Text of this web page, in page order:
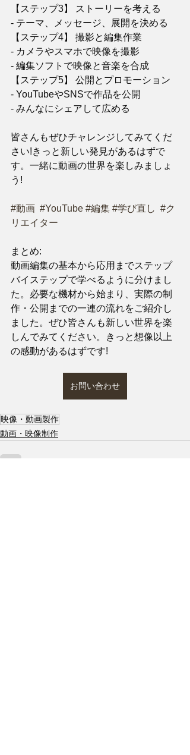
【ステップ3】 ストーリーを考える
- テーマ、メッセージ、展開を決める
【ステップ4】 撮影と編集作業
- カメラやスマホで映像を撮影
- 編集ソフトで映像と音楽を合成
【ステップ5】 公開とプロモーション
- YouTubeやSNSで作品を公開
- みんなにシェアして広める
皆さんもぜひチャレンジしてみてくだ
さい!きっと新しい発見があるはずで
す。一緒に動画の世界を楽しみましょ
う!
#動画 #YouTube #編集 #学び直し #ク
リエイター
まとめ:
動画編集の基本から応用までステップ
バイステップで学べるように分けまし
た。必要な機材から始まり、実際の制
作・公開までの一連の流れをご紹介し
ました。ぜひ皆さんも新しい世界を楽
しんでみてください。きっと想像以上
の感動があるはずです!
お問い合わせ
映像・動画製作
動画・映像制作